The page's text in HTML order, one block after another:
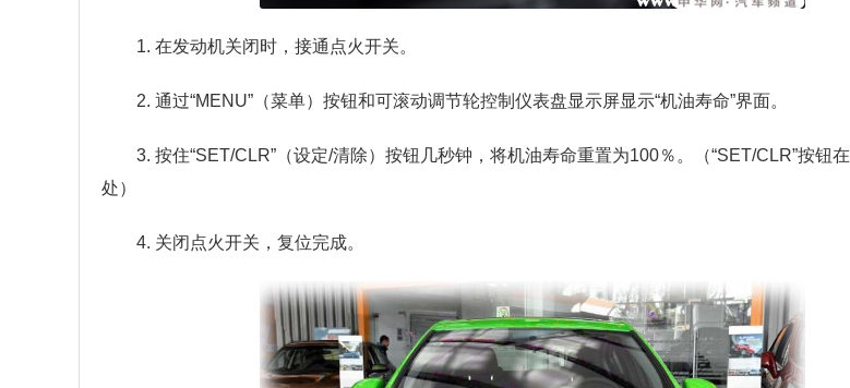
1. 在发动机关闭时，接通点火开关。
2. 通过“MENU”（菜单）按钮和可滚动调节轮控制仪表盘显示屏显示“机油寿命”界面。
3. 按住“SET/CLR”（设定/清除）按钮几秒钟，将机油寿命重置为100％。（“SET/CLR”按钮
处）
4. 关闭点火开关，复位完成。